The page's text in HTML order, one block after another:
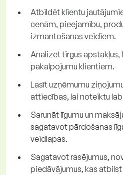
Atbildēt klientu
cenām, pieejamību,
izmantošanas veidiem.
Analizēt tirgus
pakalpojumu klientiem.
Lasīt uzņēmumu
attiecības, lai noteiktu
Sarunāt līgumu un
sagatavot pārdošanas
veidlapas.
Sagatavot rasējumus,
piedāvājumus, kas